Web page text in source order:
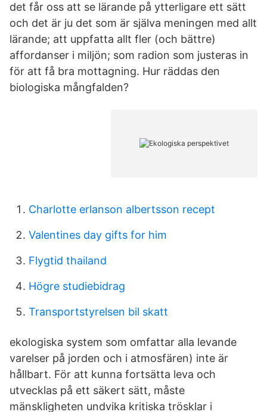
det får oss att se lärande på ytterligare ett sätt
och det är ju det som är själva meningen med allt
lärande; att uppfatta allt fler (och bättre)
affordanser i miljön; som radion som justeras in
för att få bra mottagning. Hur räddas den
biologiska mångfalden?
Charlotte erlanson albertsson recept
Valentines day gifts for him
Flygtid thailand
Högre studiebidrag
Transportstyrelsen bil skatt
ekologiska system som omfattar alla levande
varelser på jorden och i atmosfären) inte är
hållbart. För att kunna fortsätta leva och
utvecklas på ett säkert sätt, måste
mänskligheten undvika kritiska trösklar i